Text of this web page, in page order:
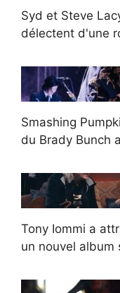
Syd et Steve
délectent d'une
Smashing
du Brady Bunch
Tony Iommi a
un nouvel album